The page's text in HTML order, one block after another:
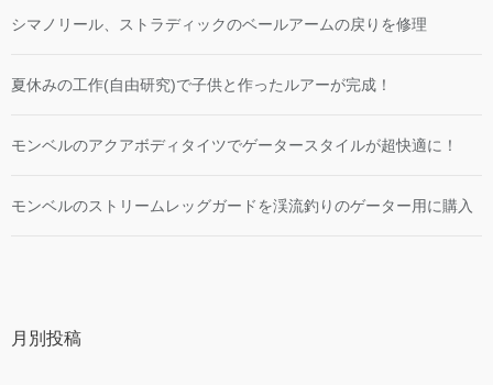
シマノリール、ストラディックのベールアームの戻りを修理
夏休みの工作(自由研究)で子供と作ったルアーが完成！
モンベルのアクアボディタイツでゲータースタイルが超快適に！
モンベルのストリームレッグガードを渓流釣りのゲーター用に購入
月別投稿